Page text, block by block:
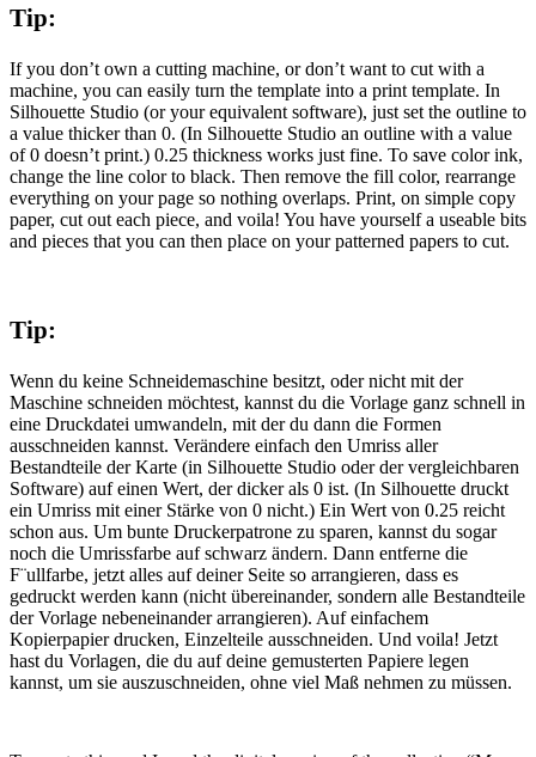
Tip:
If you don’t own a cutting machine, or don’t want to cut with a
machine, you can easily turn the template into a print template. In
Silhouette Studio (or your equivalent software), just set the outline to
a value thicker than 0. (In Silhouette Studio an outline with a value
of 0 doesn’t print.) 0.25 thickness works just fine. To save color ink,
change the line color to black. Then remove the fill color, rearrange
everything on your page so nothing overlaps. Print, on simple copy
paper, cut out each piece, and voila! You have yourself a useable bits
and pieces that you can then place on your patterned papers to cut.
Tip:
Wenn du keine Schneidemaschine besitzt, oder nicht mit der
Maschine schneiden möchtest, kannst du die Vorlage ganz schnell in
eine Druckdatei umwandeln, mit der du dann die Formen
ausschneiden kannst. Verändere einfach den Umriss aller
Bestandteile der Karte (in Silhouette Studio oder der vergleichbaren
Software) auf einen Wert, der dicker als 0 ist. (In Silhouette druckt
ein Umriss mit einer Stärke von 0 nicht.) Ein Wert von 0.25 reicht
schon aus. Um bunte Druckerpatrone zu sparen, kannst du sogar
noch die Umrissfarbe auf schwarz ändern. Dann entferne die
F¨ullfarbe, jetzt alles auf deiner Seite so arrangieren, dass es
gedruckt werden kann (nicht übereinander, sondern alle Bestandteile
der Vorlage nebeneinander arrangieren). Auf einfachem
Kopierpapier drucken, Einzelteile ausschneiden. Und voila! Jetzt
hast du Vorlagen, die du auf deine gemusterten Papiere legen
kannst, um sie auszuschneiden, ohne viel Maß nehmen zu müssen.